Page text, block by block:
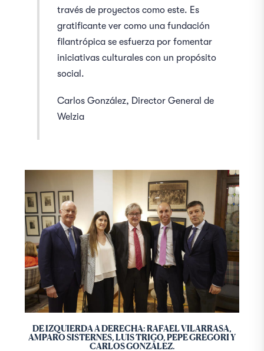
través de proyectos como este. Es
gratificante ver como una fundación
filantrópica se esfuerza por fomentar
iniciativas culturales con un propósito
social.
Carlos González, Director General de
Welzia
DE IZQUIERDA A DERECHA: RAFAEL VILARRASA,
AMPARO SISTERNES, LUIS TRIGO, PEPE GREGORI Y
CARLOS GONZÁLEZ.